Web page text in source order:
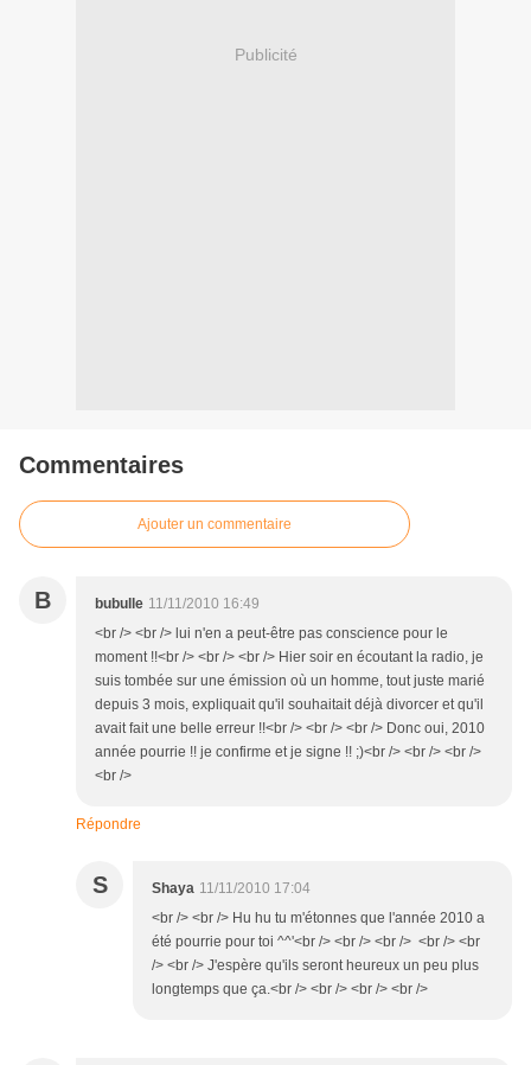
Publicité
Commentaires
Ajouter un commentaire
B bubulle 11/11/2010 16:49
<br /> <br /> lui n'en a peut-être pas conscience pour le
moment !!<br /> <br /> <br /> Hier soir en écoutant la radio, je
suis tombée sur une émission où un homme, tout juste marié
depuis 3 mois, expliquait qu'il souhaitait déjà divorcer et qu'il
avait fait une belle erreur !!<br /> <br /> <br /> Donc oui, 2010
année pourrie !! je confirme et je signe !! ;)<br /> <br /> <br />
<br />
Répondre
S Shaya 11/11/2010 17:04
<br /> <br /> Hu hu tu m'étonnes que l'année 2010 a
été pourrie pour toi ^^'<br /> <br /> <br /> <br /> <br
/> <br /> J'espère qu'ils seront heureux un peu plus
longtemps que ça.<br /> <br /> <br /> <br />